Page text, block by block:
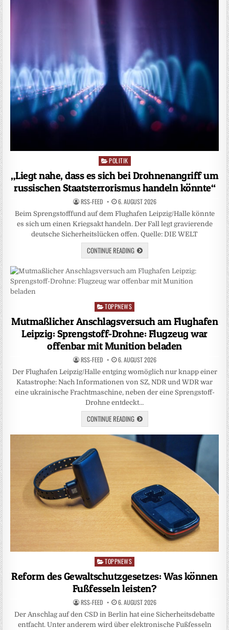
Posted
in
POLITIK
„Liegt nahe, dass es sich bei Drohnenangriff um
russischen Staatsterrorismus handeln könnte“
RSS-FEED 6. AUGUST 2026
Beim Sprengstofffund auf dem Flughafen Leipzig/Halle könnte
es sich um einen Kriegsakt handeln. Der Fall legt gravierende
deutsche Sicherheitslücken offen. Quelle: DIE WELT
CONTINUE READING
Posted
in
TOPPNEWS
Mutmaßlicher Anschlagsversuch am Flughafen
Leipzig: Sprengstoff-Drohne: Flugzeug war
offenbar mit Munition beladen
RSS-FEED 6. AUGUST 2026
Der Flughafen Leipzig/Halle entging womöglich nur knapp einer
Katastrophe: Nach Informationen von SZ, NDR und WDR war
eine ukrainische Frachtmaschine, neben der eine Sprengstoff-
Drohne entdeckt…
CONTINUE READING
Posted
TOPPNEWS
Reform des Gewaltschutzgesetzes: Was können
Fußfesseln leisten?
RSS-FEED 6. AUGUST 2026
Der Anschlag auf den CSD in Berlin hat eine Sicherheitsdebatte
entfacht. Unter anderem wird über elektronische Fußfesseln